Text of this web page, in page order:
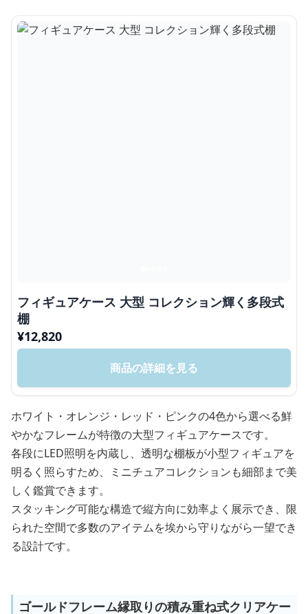
フィギュアケース 大型 コレクション輝く多段式
棚
¥12,820
商品の詳細を見る
ホワイト・オレンジ・レッド・ピンクの4色から選べる鮮
やかなフレームが特徴の大型フィギュアケースです。
各段にLED照明を内蔵し、透明な棚板が小型フィギュアを
明るく照らすため、ミニチュアコレクションも細部まで美
しく鑑賞できます。
スタッキング可能な構造で縦方向に効率よく展示でき、限
られた空間で多数のアイテムを埃から守りながら一望でき
る設計です。
ゴールドフレーム縁取りの積み重ね式クリアケー